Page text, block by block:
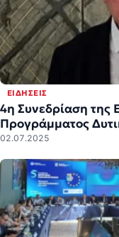
ΕΙΔΉΣΕΙΣ
4η Συνεδρίαση της
Προγράμματος
02.07.2025